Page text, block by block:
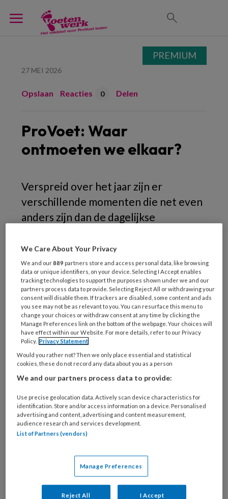
27 MEI 2026
Opslaan Reacties 0 Delen
ProVoet: Waar
ontmoeten we elkaar?
Verspreid over het jaar zijn er
verschillende momenten die net even
anders zijn dan de dagelijkse
elkaar ontmoeten, tijd hebben om van
gedachten te wisselen, ideeën en
kennis opdoen en elkaar live spreken.
ProVoet
PREMIUM
PREMIUM
We Care About Your Privacy
We and our889 partners store and access personal data, like browsing
data or unique identifiers, on your device. Selecting I Accept enables
tracking technologies to support the purposes shown under we and our
partners process data to provide. Selecting Reject All or withdrawing your
consent will disable them. If trackers are disabled, some content and ads
you see may not be as relevant to you. You can resurface this menu to
change your choices or withdraw consent at any time by clicking the
Manage Preferences link on the bottom of the webpage. Your choices will
have effect within our Website. For more details, refer to our Privacy
Policy. Privacy Statement
Would you rather not? Then we only place essential and statistical
cookies, these do not record any data about you as a person
We and our partners process data to provide:
Use precise geolocation data. Actively scan device characteristics for
identification. Store and/or access information on a device. Personalised
advertising and content, advertising and content measurement,
audience research and services development.
List of Partners (vendors)
Manage Preferences
Reject All I Accept